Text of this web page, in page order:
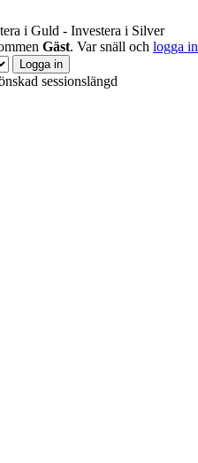
i Guld - Investera i Silver
Gäst. Var snäll och logga in
sessionslängd